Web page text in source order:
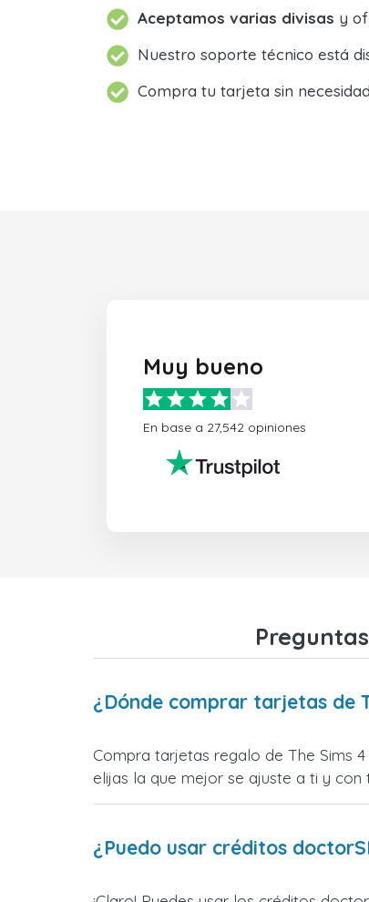
Aceptamos varias divisas y
Nuestro soporte técnico está
Compra tu tarjeta sin
Muy bueno
En base a 27,542 opiniones
¿Dónde comprar tarjetas de
Compra tarjetas regalo de The Sims
elijas la que mejor se ajuste a ti y con
¿Puedo usar créditos